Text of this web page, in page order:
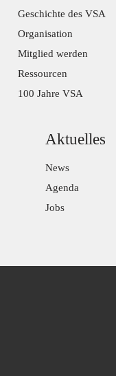
Geschichte des VSA
Organisation
Mitglied werden
Ressourcen
100 Jahre VSA
Aktuelles
News
Agenda
Jobs